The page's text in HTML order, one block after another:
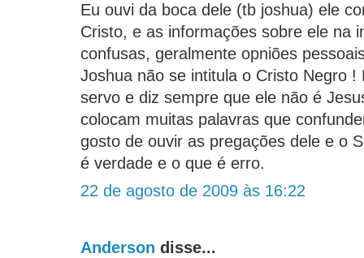
Eu ouvi da boca dele (tb joshua) ele
Cristo, e as informações sobre ele na
confusas, geralmente opniões
Joshua não se intitula o Cristo Negro !
servo e diz sempre que ele não é
colocam muitas palavras que
gosto de ouvir as pregações dele e o
é verdade e o que é erro.
22 de agosto de 2009 às 16:22
Anderson disse...